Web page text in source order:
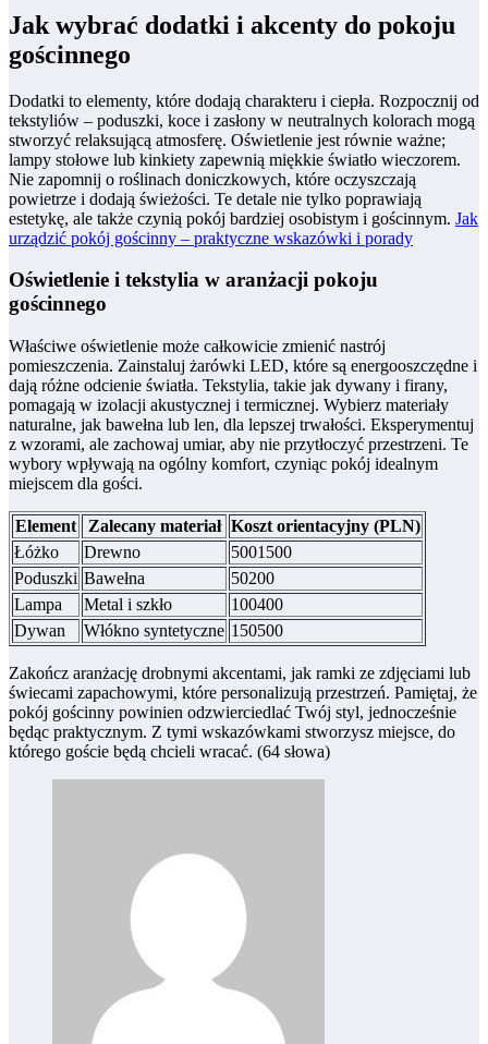
Jak wybrać dodatki i akcenty do pokoju
gościnnego
Dodatki to elementy, które dodają charakteru i ciepła. Rozpocznij od
tekstyliów – poduszki, koce i zasłony w neutralnych kolorach mogą
stworzyć relaksującą atmosferę. Oświetlenie jest równie ważne;
lampy stołowe lub kinkiety zapewnią miękkie światło wieczorem.
Nie zapomnij o roślinach doniczkowych, które oczyszczają
powietrze i dodają świeżości. Te detale nie tylko poprawiają
estetykę, ale także czynią pokój bardziej osobistym i gościnnym. Jak
urządzić pokój gościnny – praktyczne wskazówki i porady
Oświetlenie i tekstylia w aranżacji pokoju
gościnnego
Właściwe oświetlenie może całkowicie zmienić nastrój
pomieszczenia. Zainstaluj żarówki LED, które są energooszczędne i
dają różne odcienie światła. Tekstylia, takie jak dywany i firany,
pomagają w izolacji akustycznej i termicznej. Wybierz materiały
naturalne, jak bawełna lub len, dla lepszej trwałości. Eksperymentuj
z wzorami, ale zachowaj umiar, aby nie przytłoczyć przestrzeni. Te
wybory wpływają na ogólny komfort, czyniąc pokój idealnym
miejscem dla gości.
Element Zalecany materiał Koszt orientacyjny (PLN)
Łóżko
Drewno
5001500
Poduszki Bawełna
50200
Lampa
Metal i szkło
100400
Dywan
Włókno syntetyczne 150500
Zakończ aranżację drobnymi akcentami, jak ramki ze zdjęciami lub
świecami zapachowymi, które personalizują przestrzeń. Pamiętaj, że
pokój gościnny powinien odzwierciedlać Twój styl, jednocześnie
będąc praktycznym. Z tymi wskazówkami stworzysz miejsce, do
którego goście będą chcieli wracać. (64 słowa)